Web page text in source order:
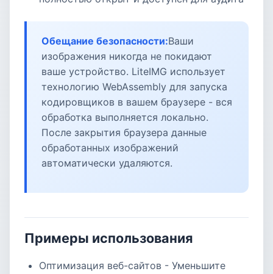
Обещание безопасности:Ваши
изображения никогда не покидают
ваше устройство. LiteIMG использует
технологию WebAssembly для запуска
кодировщиков в вашем браузере - вся
обработка выполняется локально.
После закрытия браузера данные
обработанных изображений
автоматически удаляются.
Примеры использования
Оптимизация веб-сайтов - Уменьшите